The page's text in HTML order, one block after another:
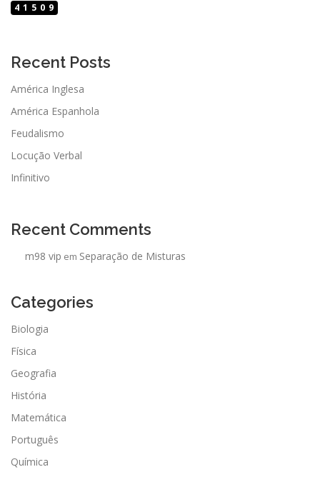
41509
Recent Posts
América Inglesa
América Espanhola
Feudalismo
Locução Verbal
Infinitivo
Recent Comments
m98 vip em Separação de Misturas
Categories
Biologia
Física
Geografia
História
Matemática
Português
Química